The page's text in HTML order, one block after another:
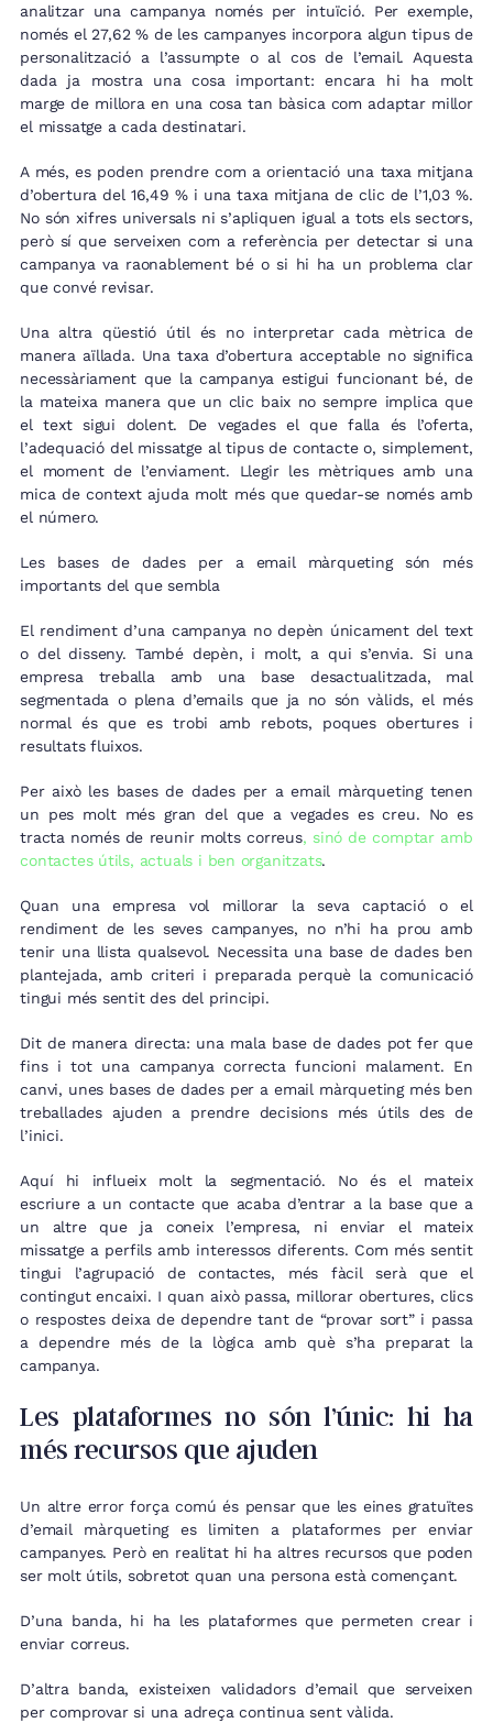
analitzar una campanya només per intuïció. Per exemple,
només el 27,62 % de les campanyes incorpora algun tipus de
personalització a l’assumpte o al cos de l’email. Aquesta
dada ja mostra una cosa important: encara hi ha molt
marge de millora en una cosa tan bàsica com adaptar millor
el missatge a cada destinatari.
A més, es poden prendre com a orientació una taxa mitjana
d’obertura del 16,49 % i una taxa mitjana de clic de l’1,03 %.
No són xifres universals ni s’apliquen igual a tots els sectors,
però sí que serveixen com a referència per detectar si una
campanya va raonablement bé o si hi ha un problema clar
que convé revisar.
Una altra qüestió útil és no interpretar cada mètrica de
manera aïllada. Una taxa d’obertura acceptable no significa
necessàriament que la campanya estigui funcionant bé, de
la mateixa manera que un clic baix no sempre implica que
el text sigui dolent. De vegades el que falla és l’oferta,
l’adequació del missatge al tipus de contacte o, simplement,
el moment de l’enviament. Llegir les mètriques amb una
mica de context ajuda molt més que quedar-se només amb
el número.
Les bases de dades per a email màrqueting són més
importants del que sembla
El rendiment d’una campanya no depèn únicament del text
o del disseny. També depèn, i molt, a qui s’envia. Si una
empresa treballa amb una base desactualitzada, mal
segmentada o plena d’emails que ja no són vàlids, el més
normal és que es trobi amb rebots, poques obertures i
resultats fluixos.
Per això les bases de dades per a email màrqueting tenen
un pes molt més gran del que a vegades es creu. No es
tracta només de reunir molts correus, sinó de comptar amb
contactes útils, actuals i ben organitzats.
Quan una empresa vol millorar la seva captació o el
rendiment de les seves campanyes, no n’hi ha prou amb
tenir una llista qualsevol. Necessita una base de dades ben
plantejada, amb criteri i preparada perquè la comunicació
tingui més sentit des del principi.
Dit de manera directa: una mala base de dades pot fer que
fins i tot una campanya correcta funcioni malament. En
canvi, unes bases de dades per a email màrqueting més ben
treballades ajuden a prendre decisions més útils des de
l’inici.
Aquí hi influeix molt la segmentació. No és el mateix
escriure a un contacte que acaba d’entrar a la base que a
un altre que ja coneix l’empresa, ni enviar el mateix
missatge a perfils amb interessos diferents. Com més sentit
tingui l’agrupació de contactes, més fàcil serà que el
contingut encaixi. I quan això passa, millorar obertures, clics
o respostes deixa de dependre tant de “provar sort” i passa
a dependre més de la lògica amb què s’ha preparat la
campanya.
Les plataformes no són l’únic: hi ha
més recursos que ajuden
Un altre error força comú és pensar que les eines gratuïtes
d’email màrqueting es limiten a plataformes per enviar
campanyes. Però en realitat hi ha altres recursos que poden
ser molt útils, sobretot quan una persona està començant.
D’una banda, hi ha les plataformes que permeten crear i
enviar correus.
D’altra banda, existeixen validadors d’email que serveixen
per comprovar si una adreça continua sent vàlida.